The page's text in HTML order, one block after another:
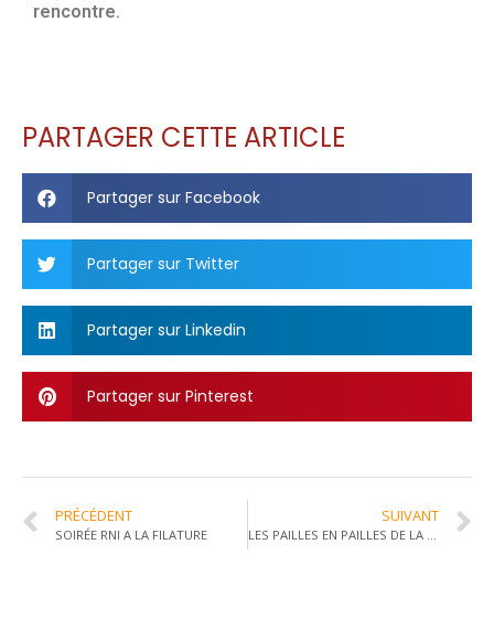
rencontre.
PARTAGER CETTE ARTICLE
Partager sur Facebook
Partager sur Twitter
Partager sur Linkedin
Partager sur Pinterest
PRÉCÉDENT
SOIRÉE RNI A LA FILATURE
SUIVANT
LES PAILLES EN PAILLES DE LA PERCHE